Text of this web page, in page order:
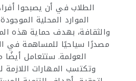
الموارد المحلية
والثقافة، بهدف حماية هذه
مصدرًا سياحيًا للمساهمة في
العولمة. ستتعامل أيضًا
وتكتسب المهارات اللازمة